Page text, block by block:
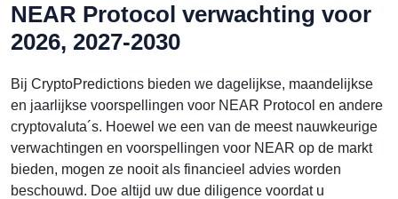
NEAR Protocol verwachting voor
2026, 2027-2030
Bij CryptoPredictions bieden we dagelijkse, maandelijkse
en jaarlijkse voorspellingen voor NEAR Protocol en andere
cryptovaluta´s. Hoewel we een van de meest nauwkeurige
verwachtingen en voorspellingen voor NEAR op de markt
bieden, mogen ze nooit als financieel advies worden
beschouwd. Doe altijd uw due diligence voordat u